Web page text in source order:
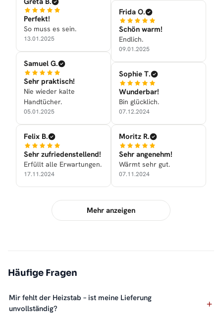
Perfekt!
So muss es sein.
13.01.2025
Samuel G.
Sehr praktisch!
Nie wieder kalte
Handtücher.
05.01.2025
Felix B.
Sehr zufriedenstellend!
Erfüllt alle Erwartungen.
17.11.2024
Frida O.
Schön warm!
Endlich.
09.01.2025
Sophie T.
Wunderbar!
Bin glücklich.
07.12.2024
Moritz R.
Sehr angenehm!
Wärmt sehr gut.
07.11.2024
Mehr anzeigen
Häufige Fragen
Mir fehlt der Heizstab – ist meine Lieferung
unvollständig?